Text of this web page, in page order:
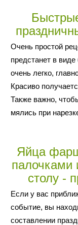
Очень простой
предстанет в
очень легко,
Красиво
Также важно,
мялись при
Яйца
палочками
столу -
Если у вас
событие, вы
составлении